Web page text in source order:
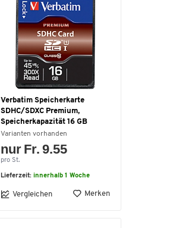
Verbatim Speicherkarte
SDHC/SDXC Premium,
Speicherkapazität 16 GB
Varianten vorhanden
nur Fr. 9.55
pro St.
Lieferzeit: innerhalb 1 Woche
Vergleichen Merken